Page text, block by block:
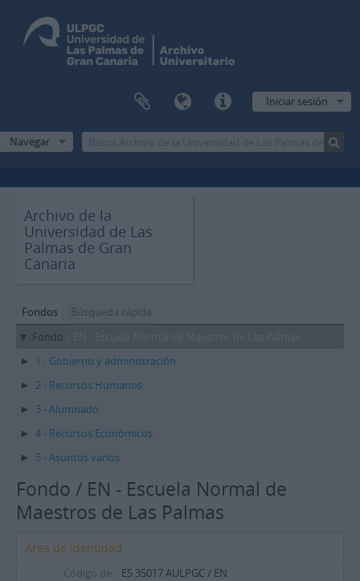
Iniciar sesión
Navegar
Archivo de la
Universidad de Las
Palmas de Gran
Canaria
Fondos
Búsqueda rápida
Fondo
1 - Gobierno y administración
2 - Recursos Humanos
3 - Alumnado
4 - Recursos Económicos
5 - Asuntos varios
Fondo / EN - Escuela Normal de
Maestros de Las Palmas
Área de identidad
Código de
ES 35017 AULPGC / EN